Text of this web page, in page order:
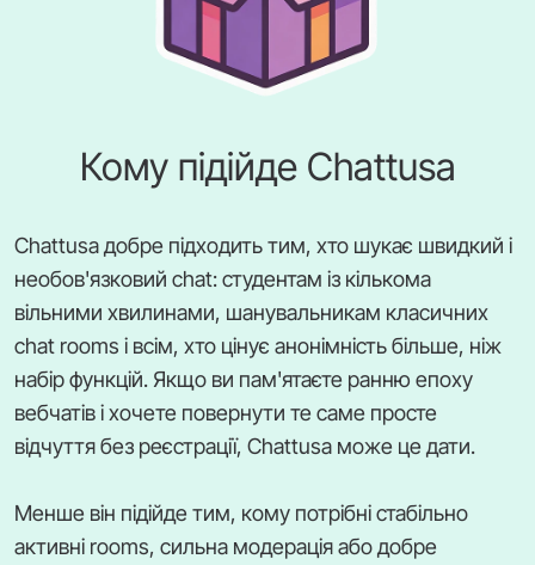
Кому підійде Chattusa
Chattusa добре підходить тим, хто шукає швидкий і
необов'язковий chat: студентам із кількома
вільними хвилинами, шанувальникам класичних
chat rooms і всім, хто цінує анонімність більше, ніж
набір функцій. Якщо ви пам'ятаєте ранню епоху
вебчатів і хочете повернути те саме просте
відчуття без реєстрації, Chattusa може це дати.
Менше він підійде тим, кому потрібні стабільно
активні rooms, сильна модерація або добре